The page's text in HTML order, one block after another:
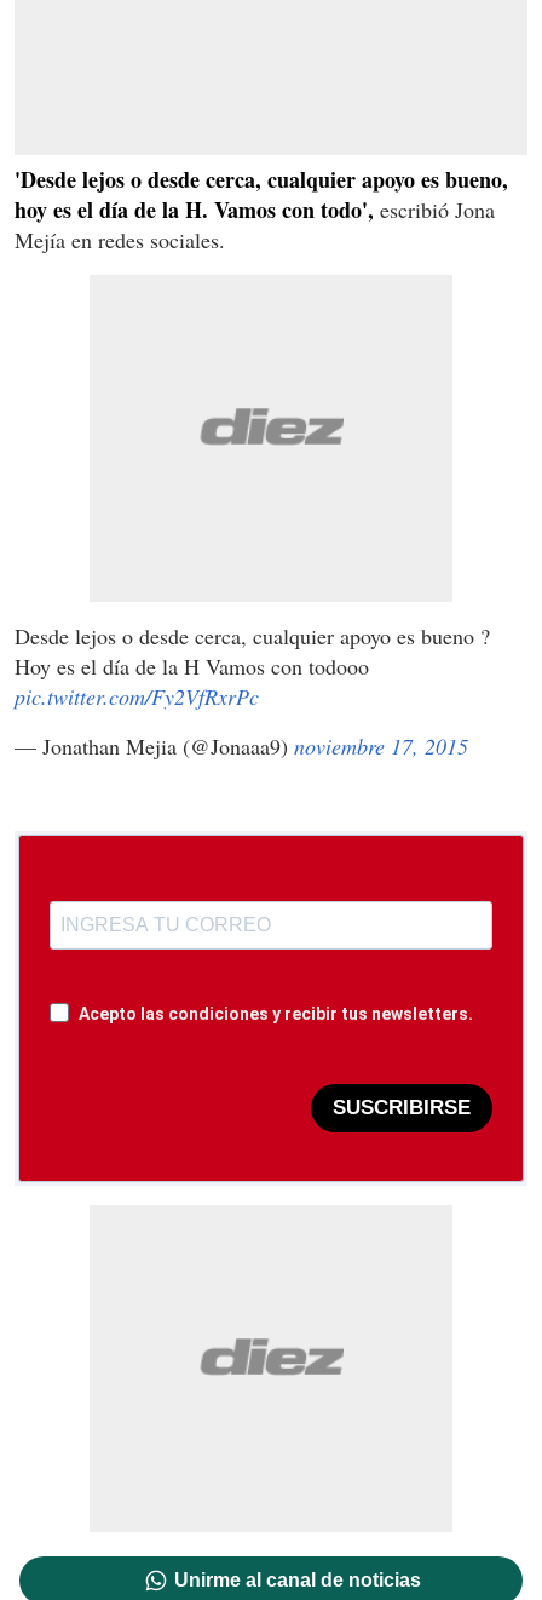
'Desde lejos o desde cerca, cualquier apoyo es bueno,
hoy es el día de la H. Vamos con todo', escribió Jona
Mejía en redes sociales.
Desde lejos o desde cerca, cualquier apoyo es bueno ?
Hoy es el día de la H Vamos con todooo
pic.twitter.com/Fy2VfRxrPc
— Jonathan Mejia (@Jonaaa9) noviembre 17, 2015
Acepto las condiciones y recibir tus newsletters.
SUSCRIBIRSE
Unirme al canal de noticias